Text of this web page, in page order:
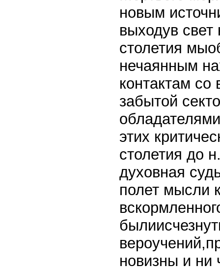
новым
выходув
столетия
нечаянным
контактам
забытой
этих
столетия до
духовная
полет мысли
новизны и ни